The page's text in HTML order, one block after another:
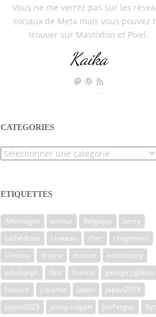
Vous ne me verrez pas sur les
sociaux de Meta mais vous pouvez
trouver sur Mastodon et Pixel.
Kaika
CATÉGORIES
Catégories
ÉTIQUETTES
Allemagne amour Belgique
berry
cathédrale
chateau cher
cheyennes
Cinema
drama ecosse
edimbourg
edinburgh
film France
george
histoire
j-drama Japon
japon2018
Japon2025
jenny colgan JimFergus